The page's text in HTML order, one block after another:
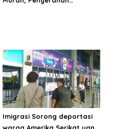
Imigrasi Sorong deportasi
warga Amerika Serikat yang